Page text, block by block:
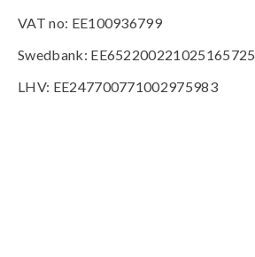
VAT no: EE100936799
Swedbank: EE652200221025165725
LHV: EE247700771002975983